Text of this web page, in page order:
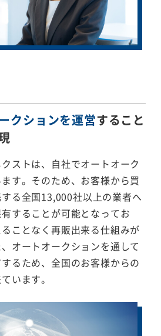
クションを運営すること
ストは、自社でオートオーク
す。そのため、お客様から買
る全国13,000社以上の業者へ
することが可能となってお
ことなく再販出来る仕組みが
オートオークションを通して
るため、全国のお客様からの
います。